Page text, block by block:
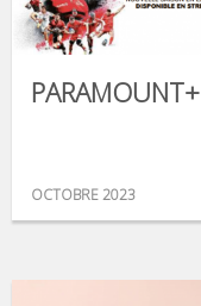
PARAMOUNT+
OCTOBRE 2023